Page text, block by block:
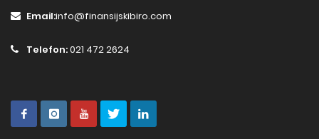
Email:info@finansijskibiro.com
Telefon:021 472 2624